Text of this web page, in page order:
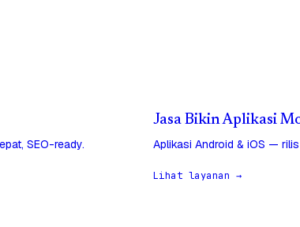
SEO-ready.
Jasa Bikin Aplikasi
Aplikasi Android & iOS —
Lihat layanan →